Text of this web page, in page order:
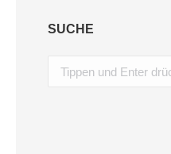
SUCHE